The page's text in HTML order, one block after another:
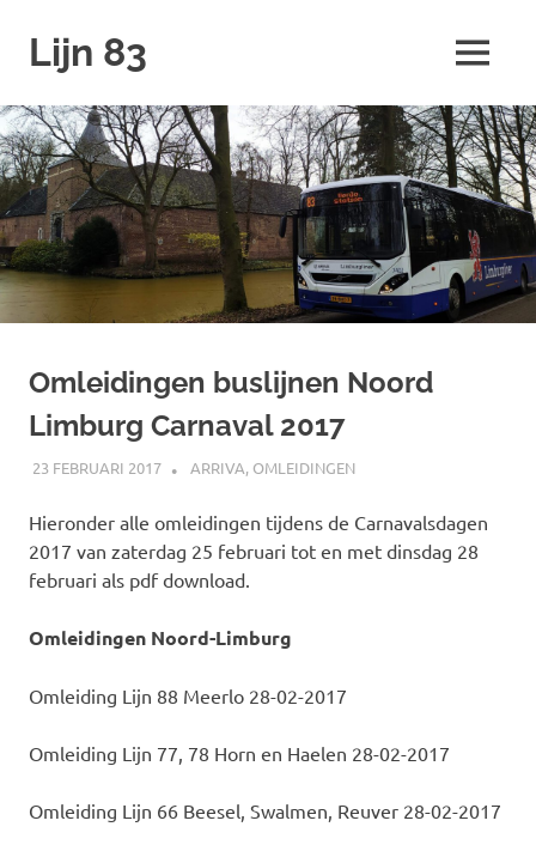
naar
inhoud
Lijn 83 MENU
Omleidingen buslijnen Noord
Limburg Carnaval 2017
23 FEBRUARI 2017 JOHAN
ARRIVA, OMLEIDINGEN
Hieronder alle omleidingen tijdens de Carnavalsdagen
2017 van zaterdag 25 februari tot en met dinsdag 28
februari als pdf download.
Omleidingen Noord-Limburg
Omleiding Lijn 88 Meerlo 28-02-2017
Omleiding Lijn 77, 78 Horn en Haelen 28-02-2017
Omleiding Lijn 66 Beesel, Swalmen, Reuver 28-02-2017